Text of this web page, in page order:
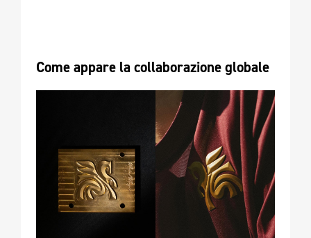
Come appare la collaborazione globale